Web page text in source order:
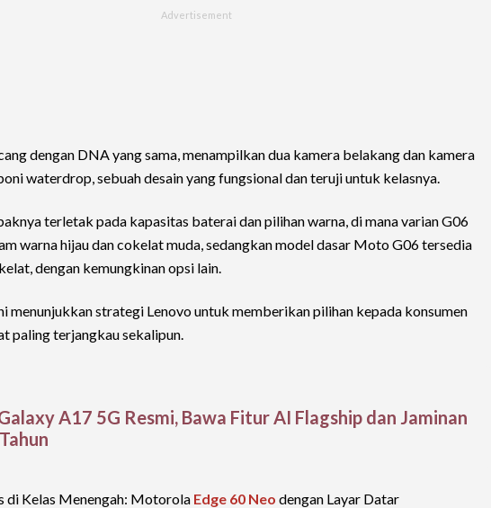
dengan DNA yang sama, menampilkan dua kamera belakang dan kamera
waterdrop, sebuah desain yang fungsional dan teruji untuk kelasnya.
terletak pada kapasitas baterai dan pilihan warna, di mana varian G06
warna hijau dan cokelat muda, sedangkan model dasar Moto G06 tersedia
dengan kemungkinan opsi lain.
menunjukkan strategi Lenovo untuk memberikan pilihan kepada konsumen
paling terjangkau sekalipun.
A17 5G Resmi, Bawa Fitur AI Flagship dan Jaminan
di Kelas Menengah: Motorola Edge 60 Neo dengan Layar Datar